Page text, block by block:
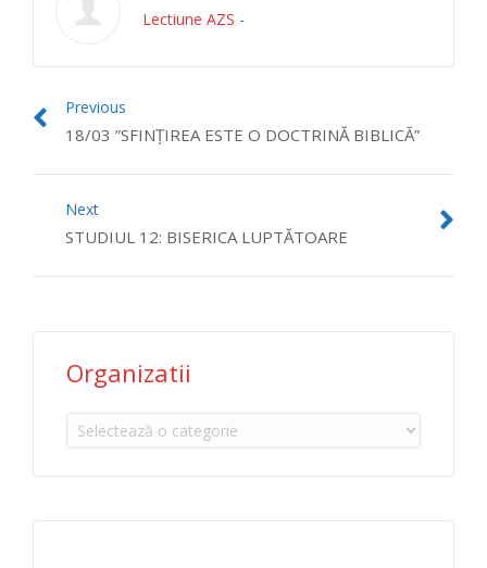
Lectiune AZS -
Previous
18/03 ”SFINȚIREA ESTE O DOCTRINĂ BIBLICĂ”
Next
STUDIUL 12: BISERICA LUPTĂTOARE
Organizatii
Organizatii